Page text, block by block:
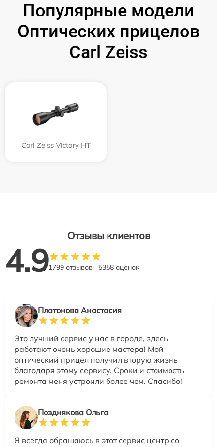
Популярные модели
Оптических прицелов
Carl Zeiss
Carl Zeiss Victory HT
Отзывы клиентов
4.91799 отзывов 5358 оценок
Платонова Анастасия
Это лучший сервис у нас в городе, здесь
работают очень хорошие мастера! Мой
оптический прицел получил вторую жизнь
благодаря этому сервису. Сроки и стоимость
ремонта меня устроили более чем. Спасибо!
Позднякова Ольга
Я всегда обращаюсь в этот сервис центр со